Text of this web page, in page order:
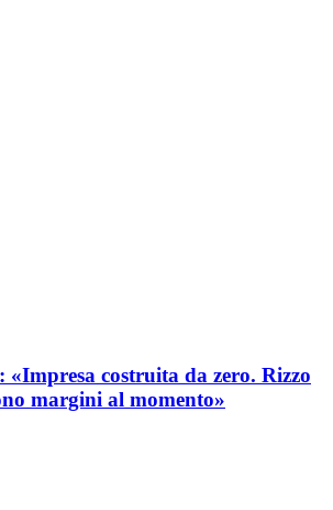
«Impresa costruita da zero. Rizzo
margini al momento»